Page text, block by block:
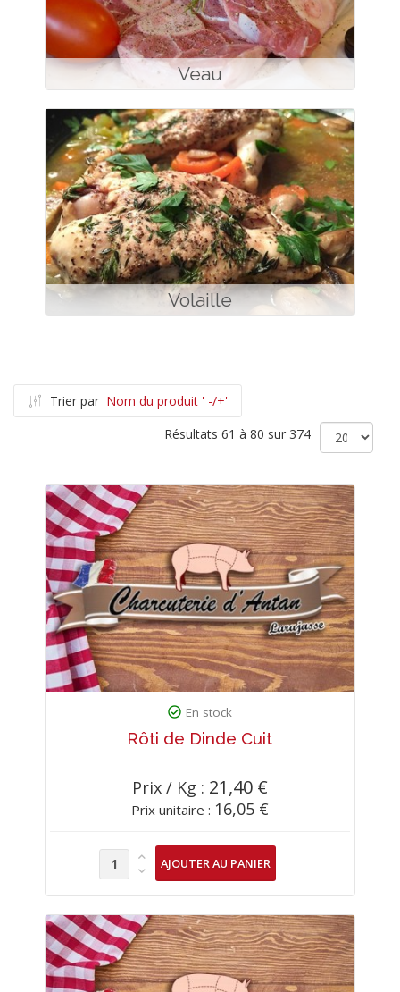
Veau
Volaille
Trier par Nom du produit ' -/+'
Résultats 61 à 80 sur 374
En stock
Rôti de Dinde Cuit
Prix / Kg : 21,40 €
Prix unitaire : 16,05 €